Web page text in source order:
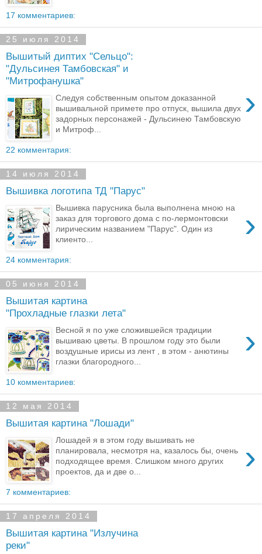
17 комментариев:
25 июля 2014
Вышитый диптих "Сельцо":
"Дульсинея Тамбовская" и
"Митрофанушка"
›
Следуя собственным опытом доказанной
вышивальной примете про отпуск, вышила двух
задорных персонажей - Дульсинею Тамбовскую
и Митроф...
22 комментария:
14 июля 2014
Вышивка логотипа ТД "Парус"
›
Вышивка парусника была выполнена мною на
заказ для торгового дома с по-лермонтовски
лирическим названием "Парус". Один из
клиенто...
24 комментария:
05 июня 2014
Вышитая картина
"Прохладные глазки лета"
›
Весной я по уже сложившейся традиции
вышиваю цветы. В прошлом году это были
воздушные ирисы из лент , в этом - анютины
глазки благородного...
10 комментариев:
12 мая 2014
Вышитая картина "Лошади"
›
Лошадей я в этом году вышивать не
планировала, несмотря на, казалось бы, очень
подходящее время. Слишком много других
проектов, да и две о...
7 комментариев:
17 апреля 2014
Вышитая картина "Излучина
реки"